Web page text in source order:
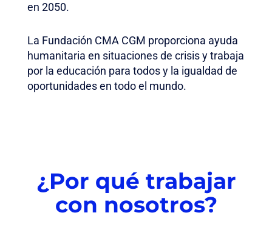
en 2050.
La Fundación CMA CGM proporciona ayuda
humanitaria en situaciones de crisis y trabaja
por la educación para todos y la igualdad de
oportunidades en todo el mundo.
¿Por qué trabajar
con nosotros?